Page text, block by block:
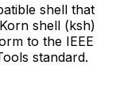
shell that
shell (ksh)
to the IEEE
standard.